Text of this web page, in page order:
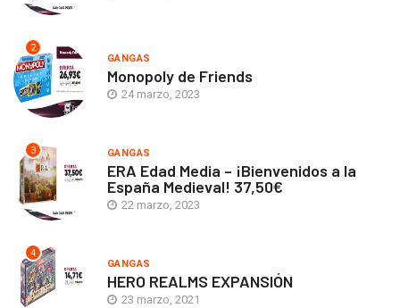
2
GANGAS
Monopoly de Friends
24 marzo, 2023
3 GANGAS
ERA Edad Media – ¡Bienvenidos a la
España Medieval! 37,50€
22 marzo, 2023
4
GANGAS
HERO REALMS EXPANSIÓN
23 marzo, 2021